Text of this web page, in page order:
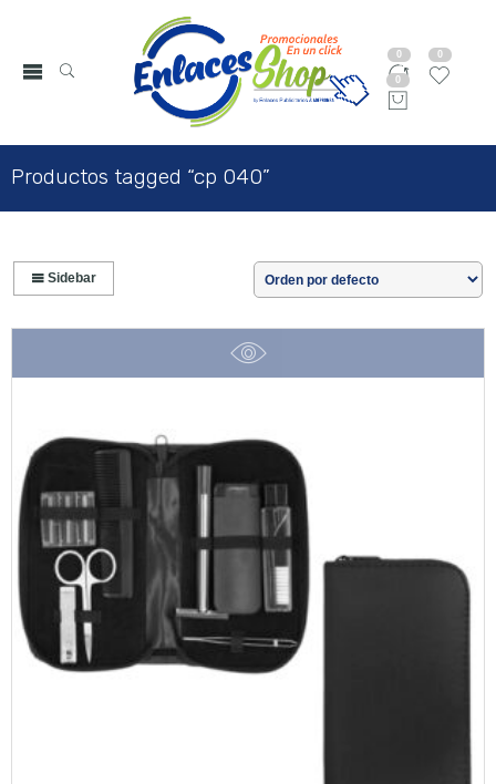
0 0
0
Productos tagged “cp 040”
Sidebar